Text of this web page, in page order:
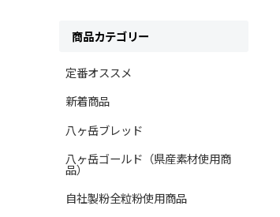
商品カテゴリー
定番オススメ
新着商品
八ヶ岳ブレッド
八ヶ岳ゴールド（県産素材使用商
品）
自社製粉全粒粉使用商品